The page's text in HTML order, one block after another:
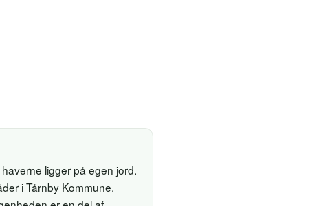
ligger på egen jord.
i Tårnby Kommune.